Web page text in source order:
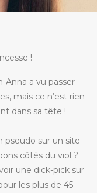
!
Anna a vu passer
mais ce n’est rien
dans sa tête !
pseudo sur un site
côtés du viol ?
une dick-pick sur
les plus de 45